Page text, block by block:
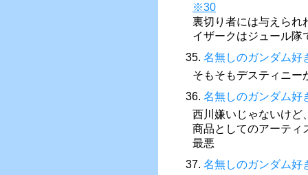
※30
裏切り者には与えられ
イザークはジュール隊
35. 名無しのガンダム好
そもそもデスティニー
36. 名無しのガンダム好
西川嫌いじゃないけど
商品としてのアーティ
最悪
37. 名無しのガンダム好